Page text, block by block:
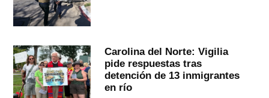
Carolina del Norte: Vigilia
pide respuestas tras
detención de 13 inmigrantes
en río